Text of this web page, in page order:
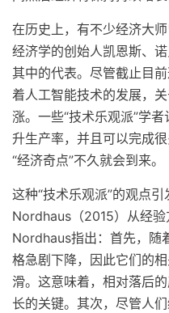
在历史上，有不少经济大
经济学的创始人凯恩斯、
其中的代表。尽管截止目
着人工智能技术的发展，
涨。一些“技术乐观派”学
升生产率，并且可以完成
“经济奇点”不久就会到来。
这种“技术乐观派”的观点引
Nordhaus（2015）从经验
Nordhaus指出：首先，随
格急剧下降，因此它们的
滑。这意味着，相对落后
长的关键。其次，尽管人